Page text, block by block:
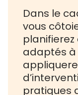
Dans le
vous
adaptés
pratiques